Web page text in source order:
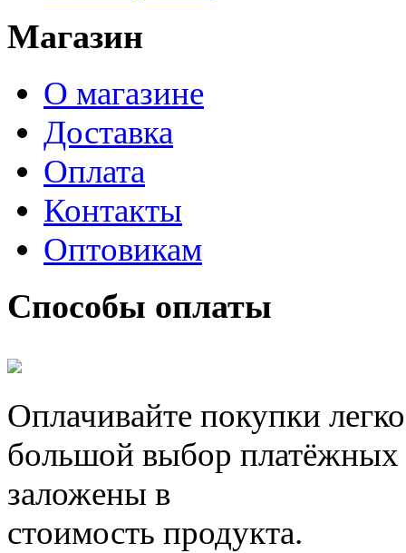
Магазин
О магазине
Доставка
Оплата
Контакты
Оптовикам
Способы оплаты
Оплачивайте покупки
большой выбор
заложены в
стоимость продукта.